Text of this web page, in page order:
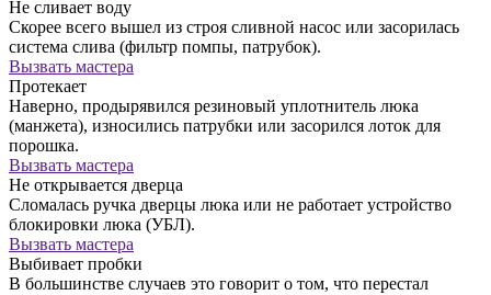
Не сливает воду
Скорее всего вышел из строя сливной насос или засорилась
система слива (фильтр помпы, патрубок).
Вызвать мастера
Протекает
Наверно, продырявился резиновый уплотнитель люка
(манжета), износились патрубки или засорился лоток для
порошка.
Вызвать мастера
Не открывается дверца
Сломалась ручка дверцы люка или не работает устройство
блокировки люка (УБЛ).
Вызвать мастера
Выбивает пробки
В большинстве случаев это говорит о том, что перестал